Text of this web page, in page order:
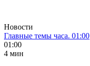
Новости
Главные темы часа. 01:00
01:00
4 мин